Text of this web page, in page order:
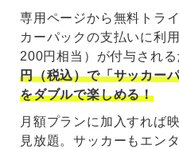
専用ページから無料トラ
カーパックの支払いに利
200円相当）が付与される
円（税込）で「サッカー
をダブルで楽しめる！
月額プランに加入すれば
見放題。サッカーもエン